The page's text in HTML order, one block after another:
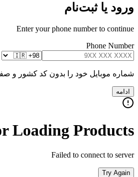
ورود یا ثبت‌نام
Enter your phone number to continue
Phone Number
شماره موبایل خود را بدون کد کشور و
ادامه
Loading Products
Failed to connect to server
Try Again